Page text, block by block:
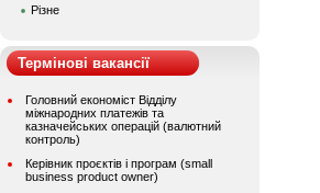
Різне
Термінові вакансії
Головний економіст Відділу
міжнародних платежів та
казначейських операцій (валютний
контроль)
Керівник проєктів і програм (small
business product owner)